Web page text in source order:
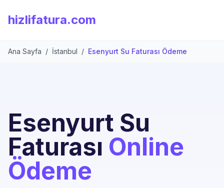
hizlifatura.com
Ana Sayfa / İstanbul / Esenyurt Su Faturası Ödeme
Esenyurt Su
Faturası Online
Ödeme